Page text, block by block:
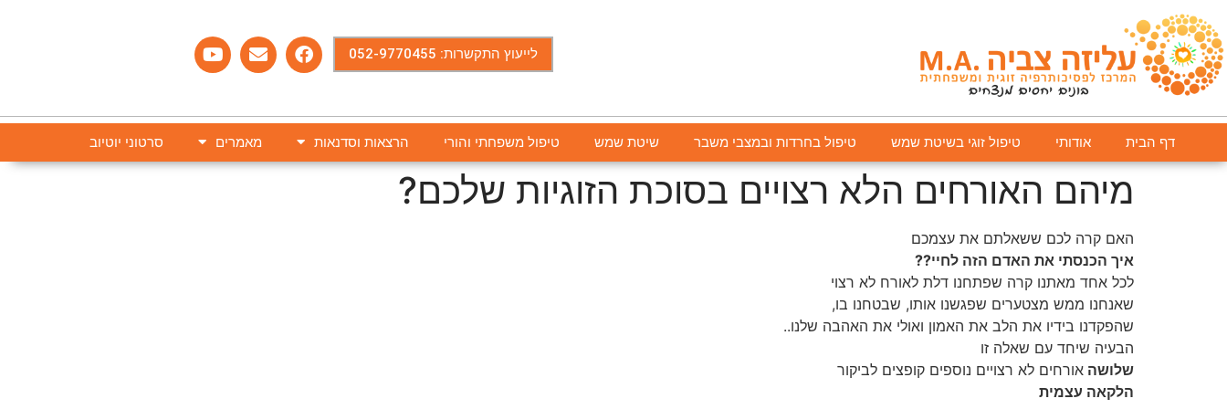
לייעוץ התקשרות: 052-9770455
דף הבית אודותי טיפול זוגי בשיטת שמש טיפול בחרדות ובמצבי משבר שיטת שמש טיפול משפחתי והורי הרצאות וסדנאות מאמרים סרטוני יוטיוב
מיהם האורחים הלא רצויים בסוכת הזוגיות שלכם?
האם קרה לכם ששאלתם את עצמכם
איך הכנסתי את האדם הזה לחיי??
לכל אחד מאתנו קרה שפתחנו דלת לאורח לא רצוי
שאנחנו ממש מצטערים שפגשנו אותו, שבטחנו בו,
שהפקדנו בידיו את הלב את האמון ואולי את האהבה שלנו..
הבעיה שיחד עם שאלה זו
שלושה אורחים לא רצויים נוספים קופצים לביקור
הלקאה עצמית